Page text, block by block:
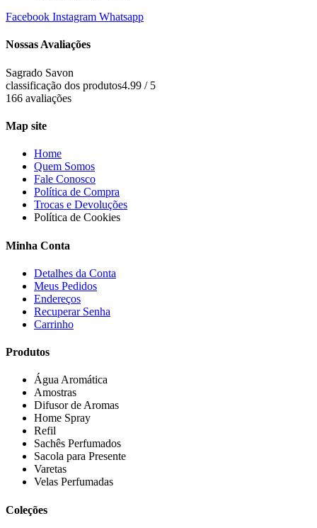
Facebook Instagram Whatsapp
Nossas Avaliações
Sagrado Savon
classificação dos produtos4.99 / 5
166 avaliações
Map site
Home
Quem Somos
Fale Conosco
Política de Compra
Trocas e Devoluções
Política de Cookies
Minha Conta
Detalhes da Conta
Meus Pedidos
Endereços
Recuperar Senha
Carrinho
Produtos
Água Aromática
Amostras
Difusor de Aromas
Home Spray
Refil
Sachês Perfumados
Sacola para Presente
Varetas
Velas Perfumadas
Coleções